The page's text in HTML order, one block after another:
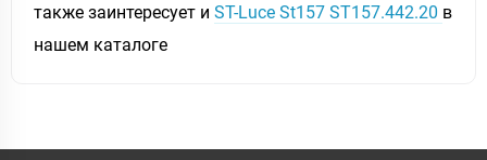
также заинтересует и ST-Luce St157 ST157.442.20 в
нашем каталоге